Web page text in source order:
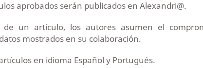
aprobados serán publicados en Alexandri@.
de un artículo, los autores asumen el
mostrados en su colaboración.
en idioma Español y Portugués.